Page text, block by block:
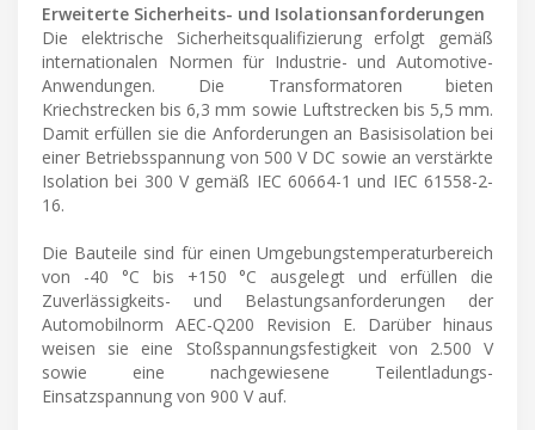
Erweiterte Sicherheits- und Isolationsanforderungen
Die elektrische Sicherheitsqualifizierung erfolgt gemäß
internationalen Normen für Industrie- und Automotive-
Anwendungen. Die Transformatoren bieten
Kriechstrecken bis 6,3 mm sowie Luftstrecken bis 5,5 mm.
Damit erfüllen sie die Anforderungen an Basisisolation bei
einer Betriebsspannung von 500 V DC sowie an verstärkte
Isolation bei 300 V gemäß IEC 60664-1 und IEC 61558-2-
16.
Die Bauteile sind für einen Umgebungstemperaturbereich
von -40 °C bis +150 °C ausgelegt und erfüllen die
Zuverlässigkeits- und Belastungsanforderungen der
Automobilnorm AEC-Q200 Revision E. Darüber hinaus
weisen sie eine Stoßspannungsfestigkeit von 2.500 V
sowie eine nachgewiesene Teilentladungs-
Einsatzspannung von 900 V auf.